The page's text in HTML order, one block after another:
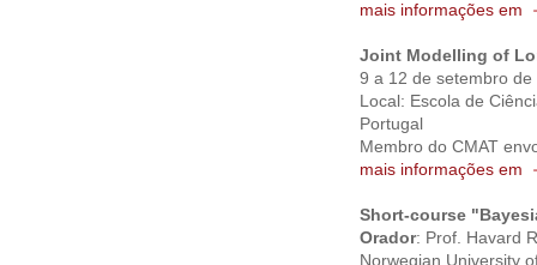
mais informações em
Joint Modelling of
9 a 12 de setembro de
Local: Escola de
Portugal
Membro do CMAT
mais informações em
Short-course
Orador: Prof. Havard
Norwegian University